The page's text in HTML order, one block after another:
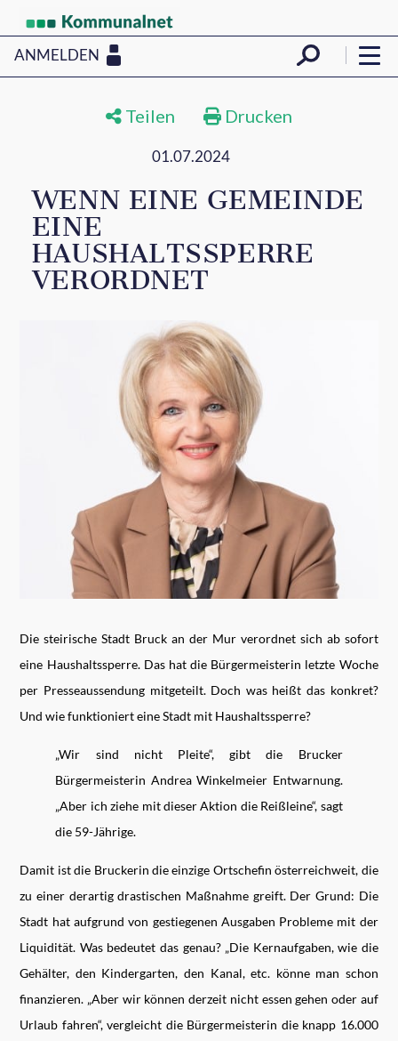
ANMELDEN
Teilen Drucken
01.07.2024
WENN EINE GEMEINDE
EINE
HAUSHALTSSPERRE
VERORDNET
Die steirische Stadt Bruck an der Mur verordnet sich ab sofort
eine Haushaltssperre. Das hat die Bürgermeisterin letzte Woche
per Presseaussendung mitgeteilt. Doch was heißt das konkret?
Und wie funktioniert eine Stadt mit Haushaltssperre?
„Wir sind nicht Pleite“, gibt die Brucker
Bürgermeisterin Andrea Winkelmeier Entwarnung.
„Aber ich ziehe mit dieser Aktion die Reißleine“, sagt
die 59-Jährige.
Damit ist die Bruckerin die einzige Ortschefin österreichweit, die
zu einer derartig drastischen Maßnahme greift. Der Grund: Die
Stadt hat aufgrund von gestiegenen Ausgaben Probleme mit der
Liquidität. Was bedeutet das genau? „Die Kernaufgaben, wie die
Gehälter, den Kindergarten, den Kanal, etc. könne man schon
finanzieren. „Aber wir können derzeit nicht essen gehen oder auf
Urlaub fahren“, vergleicht die Bürgermeisterin die knapp 16.000